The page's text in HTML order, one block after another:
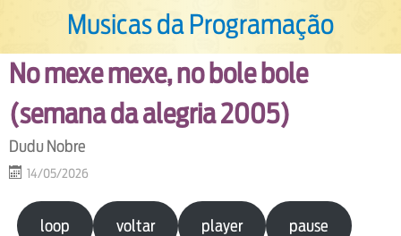
Musicas da Programação
No mexe mexe, no bole bole
(semana da alegria 2005)
Dudu Nobre
14/05/2026
loop voltar player pause